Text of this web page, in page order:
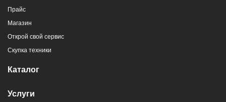
Прайс
Магазин
Открой свой сервис
Скупка техники
Каталог
Услуги